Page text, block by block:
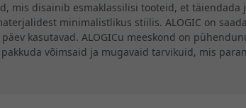
mis disainib esmaklassilisi tooteid, et
minimalistlikus stiilis. ALOGIC on
kasutavad. ALOGICu meeskond on
võimsaid ja mugavaid tarvikuid, mis